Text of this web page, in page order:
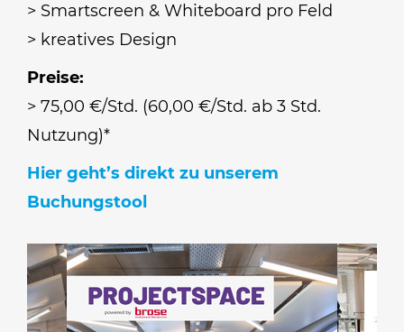
> Smartscreen & Whiteboard pro Feld
> kreatives Design
Preise:
> 75,00 €/Std. (60,00 €/Std. ab 3 Std.
Nutzung)*
Hier geht’s direkt zu unserem
Buchungstool